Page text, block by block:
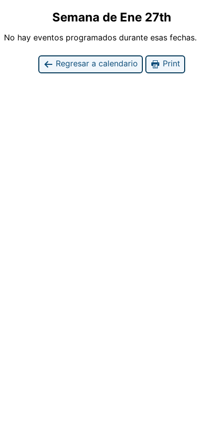
Semana de Ene 27th
No hay eventos programados durante esas fechas.
Regresar a calendario Print